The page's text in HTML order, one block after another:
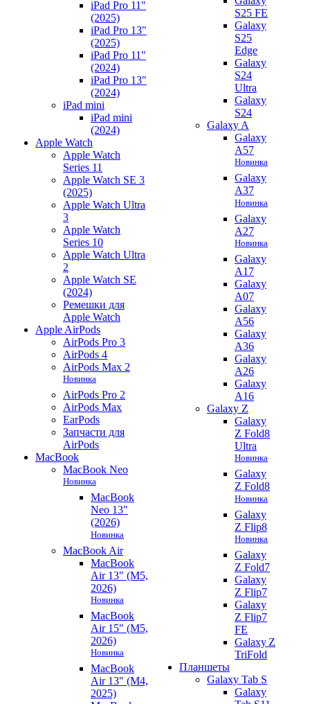
iPad Pro 11"
(2025)
iPad Pro 13"
(2025)
iPad Pro 11"
(2024)
iPad Pro 13"
(2024)
iPad mini
iPad mini
(2024)
Apple Watch
Apple Watch
Series 11
Apple Watch SE 3
(2025)
Apple Watch Ultra
3
Apple Watch
Series 10
Apple Watch Ultra
2
Apple Watch SE
(2024)
Ремешки для
Apple Watch
Apple AirPods
AirPods Pro 3
AirPods 4
AirPods Max 2
Новинка
AirPods Pro 2
AirPods Max
EarPods
Запчасти для
AirPods
MacBook
MacBook Neo
Новинка
MacBook
Neo 13"
(2026)
Новинка
MacBook Air
MacBook
Air 13" (M5,
2026)
Новинка
MacBook
Air 15" (M5,
2026)
Новинка
MacBook
Air 13" (M4,
2025)
S25 FE
Galaxy
S25
Edge
Galaxy
S24
Ultra
Galaxy
S24
Galaxy A
Galaxy
A57
Новинка
Galaxy
A37
Новинка
Galaxy
A27
Новинка
Galaxy
A17
Galaxy
A07
Galaxy
A56
Galaxy
A36
Galaxy
A26
Galaxy
A16
Galaxy Z
Galaxy
Z Fold8
Ultra
Новинка
Galaxy
Z Fold8
Новинка
Galaxy
Z Flip8
Новинка
Galaxy
Z Fold7
Galaxy
Z Flip7
Galaxy
Z Flip7
FE
Galaxy Z
TriFold
Планшеты
Galaxy Tab S
Galaxy